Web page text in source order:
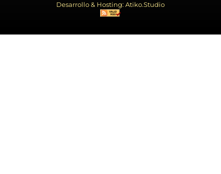
Desarrollo & Hosting: Atiko.Studio